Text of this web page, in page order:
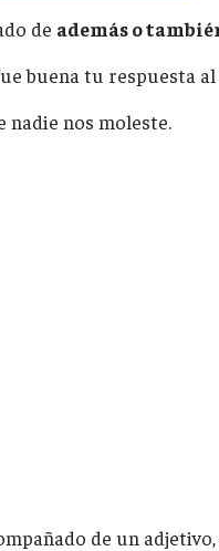
de además o
buena tu respuesta
nadie nos moleste.
de un